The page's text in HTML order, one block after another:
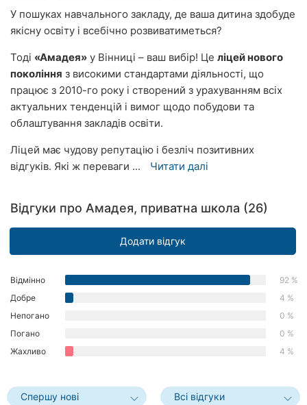
Дніпро
Кривий
Ріг
Миколаїв
Херсон
Чернігів
Суми
Франківськ
Ужгород
У пошуках навчального закладу, де ваша дитина здобуде
якісну освіту і всебічно розвиватиметься?
Тоді «Амадея» у Вінниці – ваш вибір! Це ліцей нового
покоління з високими стандартами діяльності, що
працює з 2010-го року і створений з урахуванням всіх
актуальних тенденцій і вимог щодо побудови та
облаштування закладів освіти.
Ліцей має чудову репутацію і безліч позитивних
відгуків. Які ж переваги ...
Читати далі
Відгуки про Амадея, приватна школа (26)
Додати відгук
Відмінно
92 %
Добре
4 %
Непогано
0 %
Погано
0 %
Жахливо
4 %
Спершу нові
Всі відгуки